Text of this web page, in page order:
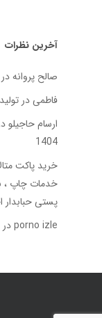
آخرین نظرات
صالح پروانهدر
فاطمیدر
ارسام حاجیلو
1404
خدمات چاپ ،
پستی حبابدار
porno izleدر